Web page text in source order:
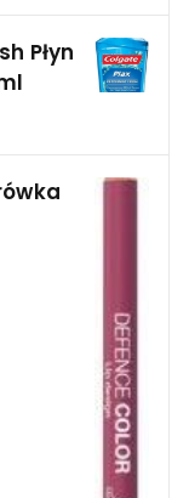
Płyn